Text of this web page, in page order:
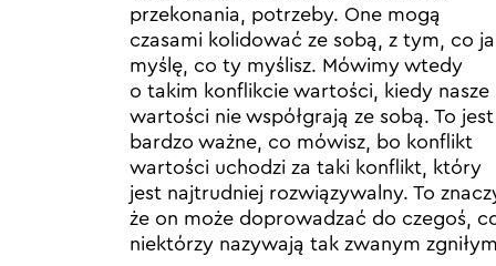
przekonania, potrzeby. One mogą
czasami kolidować ze sobą, z tym, co ja
myślę, co ty myślisz. Mówimy wtedy
o takim konflikcie wartości, kiedy nasze
wartości nie współgrają ze sobą. To jest
bardzo ważne, co mówisz, bo konflikt
wartości uchodzi za taki konflikt, który
jest najtrudniej rozwiązywalny. To
że on może doprowadzać do czegoś,
niektórzy nazywają tak zwanym